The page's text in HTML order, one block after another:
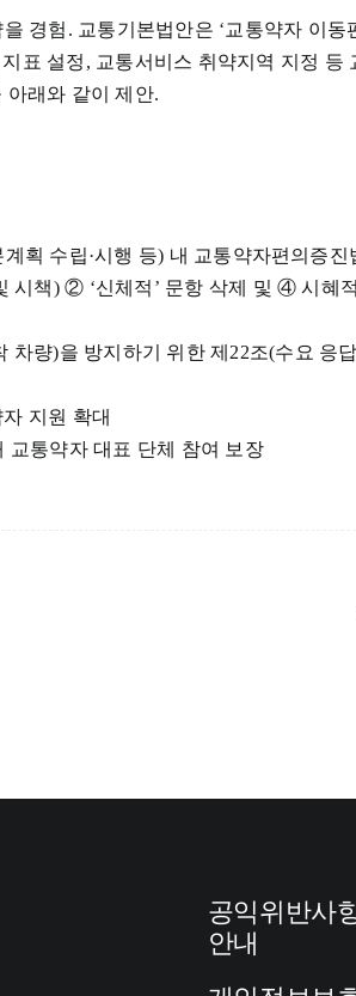
경험. 교통기본법안은 ‘교통약자 이동
표 설정, 교통서비스 취약지역 지정 등
아래와 같이 제안.
획 수립·시행 등) 내 교통약자편의증진
책) ② ‘신체적’ 문항 삭제 및 ④ 시혜
량)을 방지하기 위한 제22조(수요 응
지원 확대
교통약자 대표 단체 참여 보장
공익위반사
안내